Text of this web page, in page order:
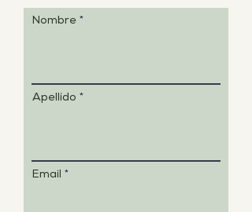
Nombre
Apellido
Email